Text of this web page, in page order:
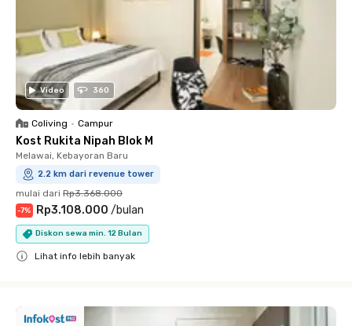
Video 360
Coliving • Campur
Kost Rukita Nipah Blok M
Melawai, Kebayoran Baru
2.2 km dari revenue tower
mulai dari Rp3.368.000
-7% Rp3.108.000 /bulan
Diskon sewa min. 12 Bulan
Lihat info lebih banyak